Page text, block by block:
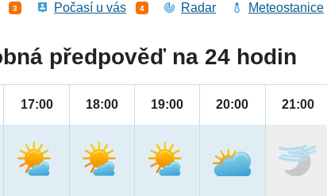
3 Počasí u vás 4 Radar Meteostanice
předpověď na 24 hodin
17:00 18:00 19:00 20:00 21:00